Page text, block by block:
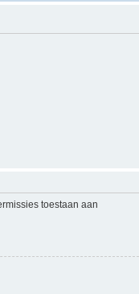
toestaan aan